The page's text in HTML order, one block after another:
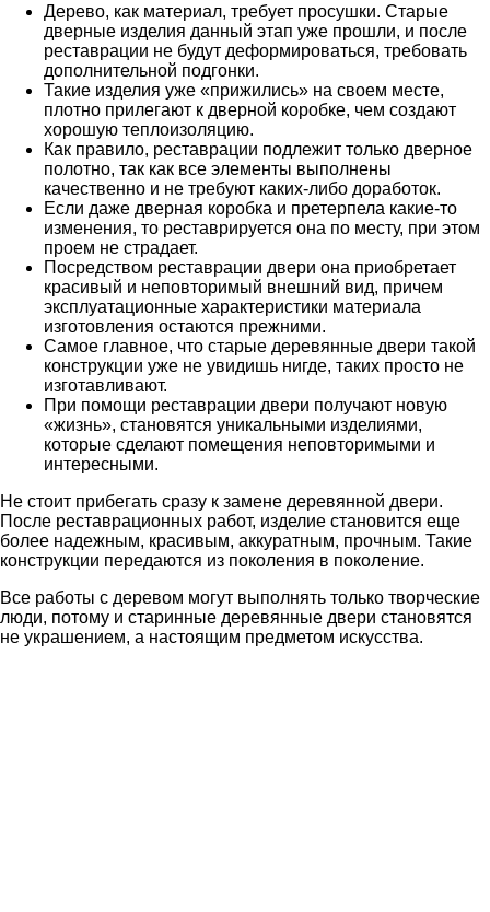
Дерево, как материал, требует просушки. Старые
дверные изделия данный этап уже прошли, и после
реставрации не будут деформироваться, требовать
дополнительной подгонки.
Такие изделия уже «прижились» на своем месте,
плотно прилегают к дверной коробке, чем создают
хорошую теплоизоляцию.
Как правило, реставрации подлежит только дверное
полотно, так как все элементы выполнены
качественно и не требуют каких-либо доработок.
Если даже дверная коробка и претерпела какие-то
изменения, то реставрируется она по месту, при этом
проем не страдает.
Посредством реставрации двери она приобретает
красивый и неповторимый внешний вид, причем
эксплуатационные характеристики материала
изготовления остаются прежними.
Самое главное, что старые деревянные двери такой
конструкции уже не увидишь нигде, таких просто не
изготавливают.
При помощи реставрации двери получают новую
«жизнь», становятся уникальными изделиями,
которые сделают помещения неповторимыми и
интересными.
Не стоит прибегать сразу к замене деревянной двери.
После реставрационных работ, изделие становится еще
более надежным, красивым, аккуратным, прочным. Такие
конструкции передаются из поколения в поколение.
Все работы с деревом могут выполнять только творческие
люди, потому и старинные деревянные двери становятся
не украшением, а настоящим предметом искусства.